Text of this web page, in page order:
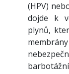
(HPV)
dojde k
plynů,